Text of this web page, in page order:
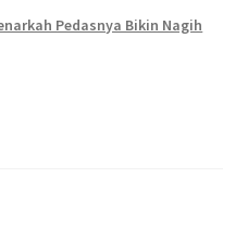
Pedasnya Bikin Nagih